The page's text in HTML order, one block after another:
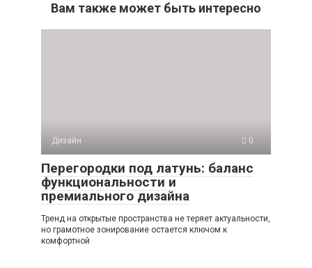
Вам также может быть интересно
Дизайн 0
Перегородки под латунь: баланс
функциональности и
премиального дизайна
Тренд на открытые пространства не теряет актуальности,
но грамотное зонирование остается ключом к
комфортной